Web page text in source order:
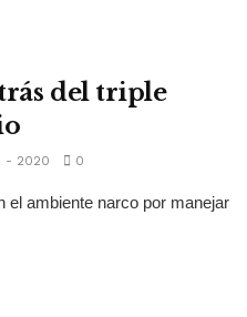
del triple
- 2020 0
el ambiente narco por manejar